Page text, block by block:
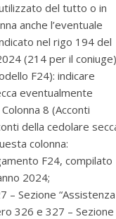
del tutto o in
anche l’eventuale
nel rigo 194 del
(214 per il
F24): indicare
eventualmente
8 (Acconti
della cedolare
colonna:
F24, compilato
2024;
– Sezione “Assistenza
326 e 327 – Sezione